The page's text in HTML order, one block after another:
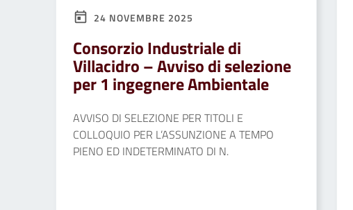
24 NOVEMBRE 2025
Consorzio Industriale di
Villacidro – Avviso di selezione
per 1 ingegnere Ambientale
AVVISO DI SELEZIONE PER TITOLI E
COLLOQUIO PER L’ASSUNZIONE A TEMPO
PIENO ED INDETERMINATO DI N.